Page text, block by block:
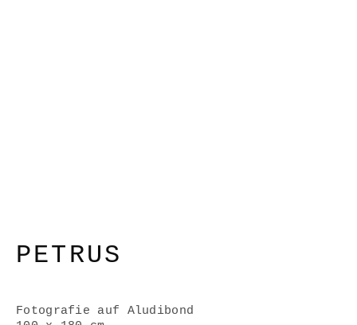
PETRUS
Fotografie auf Aludibond